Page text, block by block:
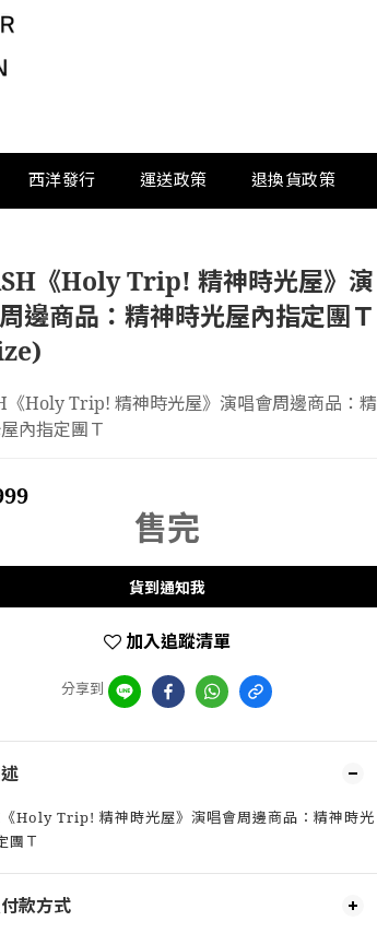
西洋發行 運送政策 退換貨政策
《Holy Trip! 精神時光屋》演
邊商品：精神時光屋內指定團Ｔ
《Holy Trip! 精神時光屋》演唱會周邊商品：精
內指定團Ｔ
售完
貨到通知我
加入追蹤清單
分享到
Holy Trip! 精神時光屋》演唱會周邊商品：精神時光
團Ｔ
款方式